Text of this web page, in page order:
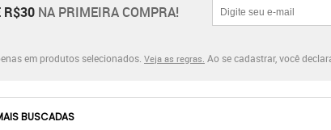
R$30 NA PRIMEIRA COMPRA!
em produtos selecionados. Veja as regras. Ao se cadastrar, você
BUSCADAS